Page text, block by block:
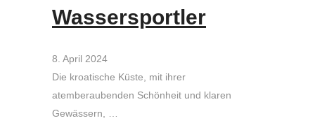
Wassersportler
8. April 2024
Die kroatische Küste, mit ihrer
atemberaubenden Schönheit und klaren
Gewässern, …